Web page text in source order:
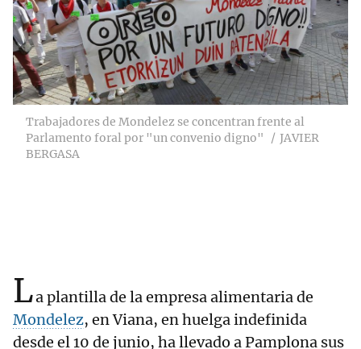
Trabajadores de Mondelez se concentran frente al
Parlamento foral por "un convenio digno"
JAVIER
BERGASA
La plantilla de la empresa alimentaria de
Mondelez, en Viana, en huelga indefinida
desde el 10 de junio, ha llevado a Pamplona sus